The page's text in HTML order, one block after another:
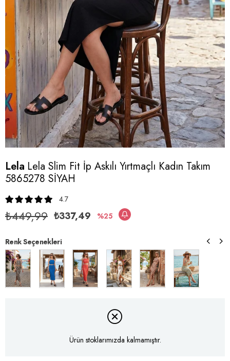
Lela Lela Slim Fit İp Askılı Yırtmaçlı Kadın Takım
5865278 SİYAH
4.7
₺449,99 ₺337,49 25
Renk Seçenekleri
Ürün stoklarımızda kalmamıştır.